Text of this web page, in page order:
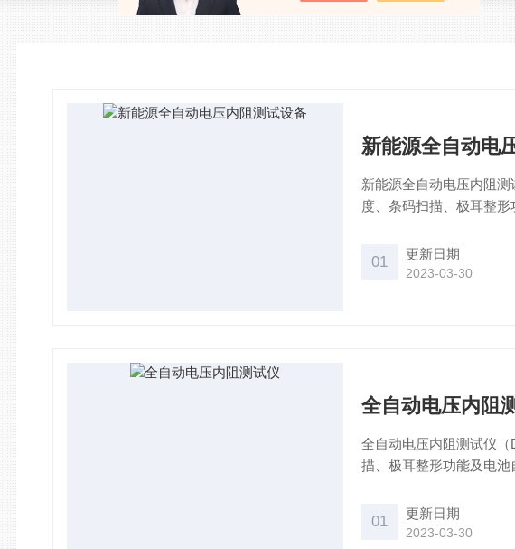
新能源全自动电
新能源全自动电压内阻
度、条码扫描、极耳整
是否合格。
01 更新日期
2023-03-30
全自动电压内阻
全自动电压内阻测试仪
描、极耳整形功能及电
01 更新日期
2023-03-30